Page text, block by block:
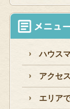
ハウス
アクセス
エリア